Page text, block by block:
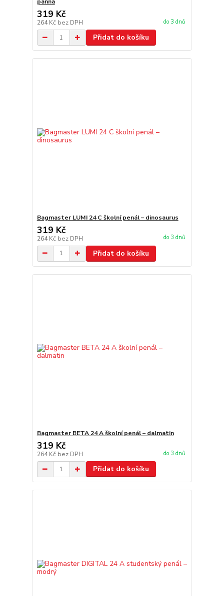
panna
319 Kč
264 Kč bez DPH do 3 dnů
Přidat do košíku
Bagmaster LUMI 24 C školní penál – dinosaurus
319 Kč
264 Kč bez DPH do 3 dnů
Přidat do košíku
Bagmaster BETA 24 A školní penál – dalmatin
319 Kč
264 Kč bez DPH do 3 dnů
Přidat do košíku